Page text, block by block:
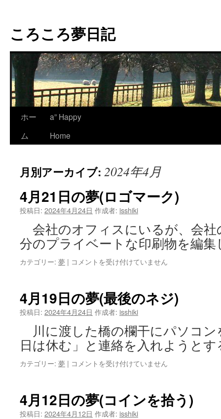
テ
ン
へ
ス
キ
ッ
プ
ころころ夢日記
ホー
ム
a” Happy
Home
月別アーカイブ: 2024年4月
4月21日の夢(ロゴマーク)
投稿日: 2024年4月24日 作成者: isshiki
会社のオフィスにいるが、会社
分のプライベートな印刷物を編
カテゴリー: 夢 | 4
の
夢
ゴ
マ
ー
ク)
は
コメントを受け付けていません
4月19日の夢(最後のネジ)
投稿日: 2024年4月24日 作成者: isshiki
川に渡した橋の欄干にパソコン
日は休む」と連絡を入れようと
カテゴリー: 夢 | 4
の
夢
コメントを受け付けていません
4月12日の夢(コインを拾う)
投稿日: 2024年4月12日 作成者: isshiki